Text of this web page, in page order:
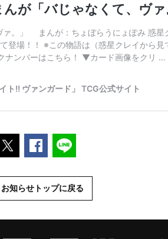
ポストするFacebookでシェアする
お知らせトップに戻る